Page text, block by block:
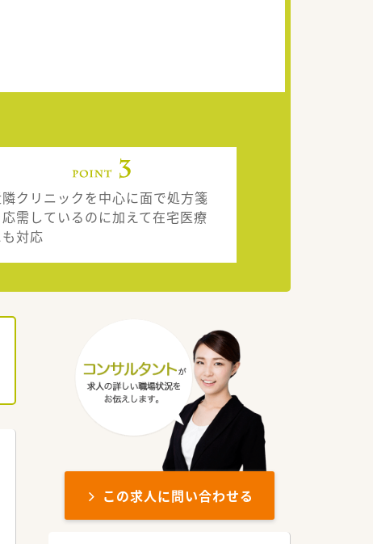
クリニックを中心に面で処方箋
需しているのに加えて在宅医療
も対応
この求人に問い合わせる